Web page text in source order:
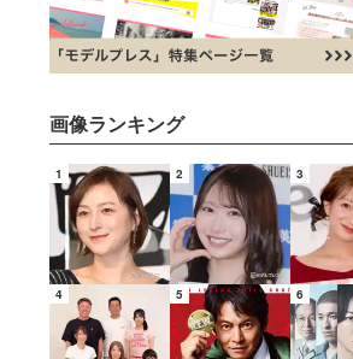
画像ランキング
1 2 3
4 5 6